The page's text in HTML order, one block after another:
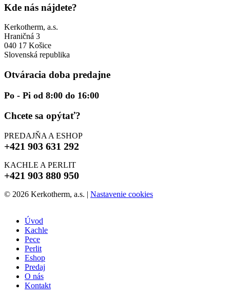
Kde nás nájdete?
Kerkotherm, a.s.
Hraničná 3
040 17 Košice
Slovenská republika
Otváracia doba predajne
Po - Pi od 8:00 do 16:00
Chcete sa opýtať?
PREDAJŇA A ESHOP
+421 903 631 292
KACHLE A PERLIT
+421 903 880 950
© 2026 Kerkotherm, a.s. | Nastavenie cookies
Úvod
Kachle
Pece
Perlit
Eshop
Predaj
O nás
Kontakt